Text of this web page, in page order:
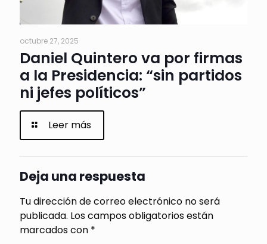
octubre 27, 2025
Daniel Quintero va por firmas
a la Presidencia: “sin partidos
ni jefes políticos”
Leer más
Deja una respuesta
Tu dirección de correo electrónico no será
publicada. Los campos obligatorios están
marcados con *